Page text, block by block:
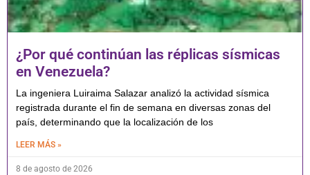
¿Por qué continúan las réplicas sísmicas
en Venezuela?
La ingeniera Luiraima Salazar analizó la actividad sísmica
registrada durante el fin de semana en diversas zonas del
país, determinando que la localización de los
LEER MÁS »
8 de agosto de 2026